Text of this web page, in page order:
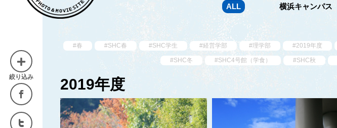
ALL 横浜キャンパス
#春 #SHC春 #SHC学生 #経営学部 #理学部 #2019年度
#SHC冬 #SHC4号館（学食） #SHC秋
2019年度
絞り込み